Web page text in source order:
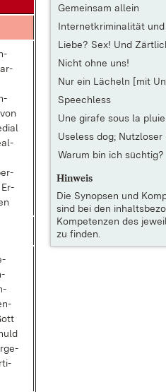
Er­
Gemeinsam allein
Internetkriminalität und
Liebe? Sex! Und
Nicht ohne uns!
Nur ein Lächeln [mit
Speechless
Une girafe sous la pluie
Useless dog; Nutzloser
Warum bin ich süchtig?
Hinweis
Die Synopsen und
sind bei den
Kompetenzen des
zu finden.